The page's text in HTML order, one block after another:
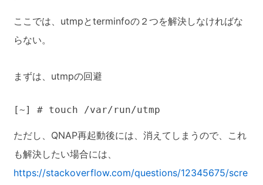
ここでは、utmpとterminfoの２つを解決しなければな
らない。
まずは、utmpの回避
[~] # touch /var/run/utmp
ただし、QNAP再起動後には、消えてしまうので、これ
も解決したい場合には、
https://stackoverflow.com/questions/12345675/scre